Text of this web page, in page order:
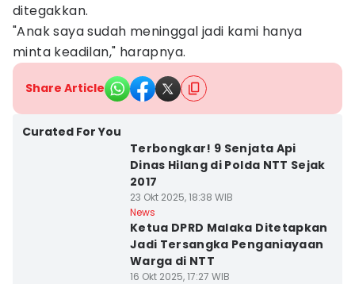
ditegakkan.
"Anak saya sudah meninggal jadi kami hanya
minta keadilan," harapnya.
Share Article
Curated For You
Terbongkar! 9 Senjata Api
Dinas Hilang di Polda NTT Sejak
2017
23 Okt 2025, 18:38 WIB
News
Ketua DPRD Malaka Ditetapkan
Jadi Tersangka Penganiayaan
Warga di NTT
16 Okt 2025, 17:27 WIB